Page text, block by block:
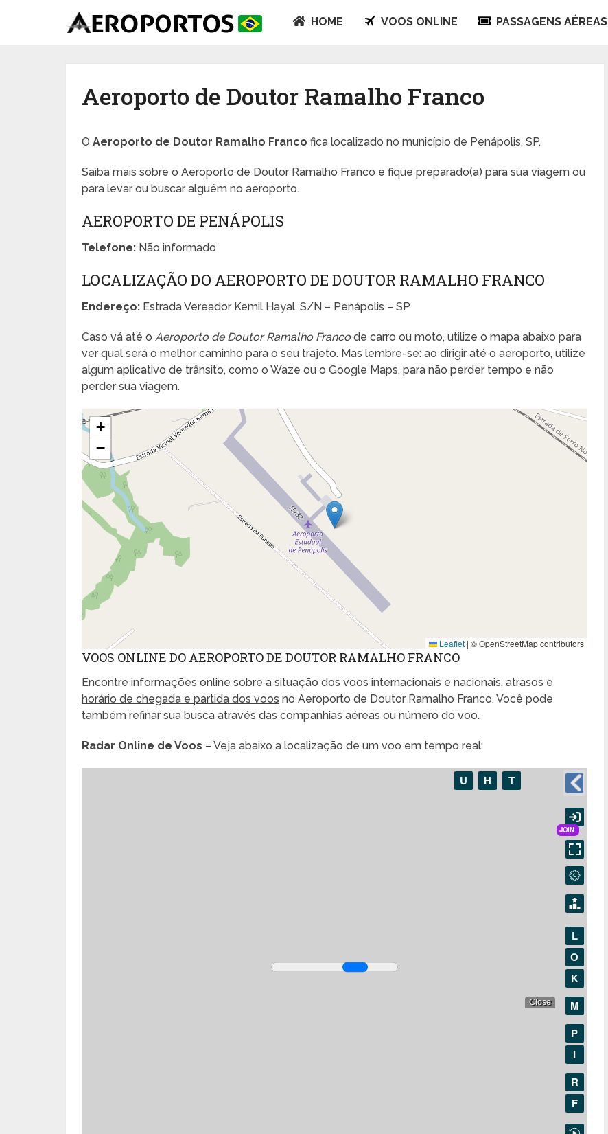
HOME VOOS ONLINE PASSAGENS AÉREAS
Aeroporto de Doutor Ramalho Franco
OAeroporto de Doutor Ramalho Franco fica localizado no município de Penápolis, SP.
Saiba mais sobre o Aeroporto de Doutor Ramalho Franco e fique preparado(a) para sua viagem ou
para levar ou buscar alguém no aeroporto.
AEROPORTO DE PENÁPOLIS
Telefone: Não informado
LOCALIZAÇÃO DO AEROPORTO DE DOUTOR RAMALHO FRANCO
Endereço: Estrada Vereador Kemil Hayal, S/N – Penápolis – SP
Caso vá até o Aeroporto de Doutor Ramalho Francode carro ou moto, utilize o mapa abaixo para
ver qual será o melhor caminho para o seu trajeto. Mas lembre-se: ao dirigir até o aeroporto, utilize
algum aplicativo de trânsito, como o Waze ou o Google Maps, para não perder tempo e não
perder sua viagem.
+
−
Leaflet | © OpenStreetMap contributors
VOOS ONLINE DO AEROPORTO DE DOUTOR RAMALHO FRANCO
Encontre informações online sobre a situação dos voos internacionais e nacionais, atrasos e
horário de chegada e partida dos voos no Aeroporto de Doutor Ramalho Franco. Você pode
também refinar sua busca através das companhias aéreas ou número do voo.
Radar Online de Voos – Veja abaixo a localização de um voo em tempo real: